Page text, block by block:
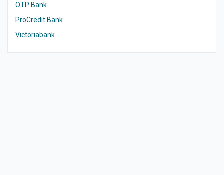
OTP Bank
ProCredit Bank
Victoriabank